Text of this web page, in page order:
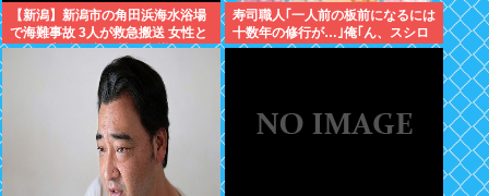
【新潟】新潟市の角田浜海水浴場
で海難事故 3人が救急搬送 女性と
男児が心肺停止 男性は意識あり
寿司職人｢一人前の板前になるには
十数年の修行が…｣俺｢ん、スシロ
ーでいいっしょ(笑)あんまかわん